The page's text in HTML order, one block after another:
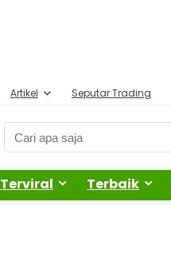
Artikel Seputar Trading
Terviral Terbaik